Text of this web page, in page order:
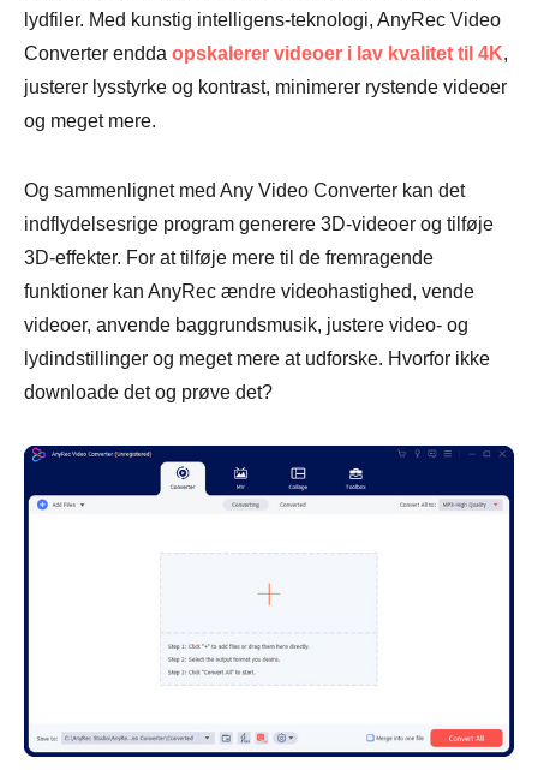
lydfiler. Med kunstig intelligens-teknologi, AnyRec Video
Converter endda opskalerer videoer i lav kvalitet til 4K,
justerer lysstyrke og kontrast, minimerer rystende videoer
og meget mere.
Og sammenlignet med Any Video Converter kan det
indflydelsesrige program generere 3D-videoer og tilføje
3D-effekter. For at tilføje mere til de fremragende
funktioner kan AnyRec ændre videohastighed, vende
videoer, anvende baggrundsmusik, justere video- og
lydindstillinger og meget mere at udforske. Hvorfor ikke
downloade det og prøve det?